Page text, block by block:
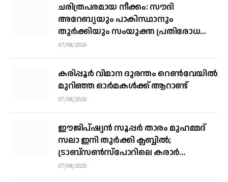
ചരിത്രപരമായ നീക്കം: സൗദി
അറേബ്യയും പാകിസ്ഥാനും
തുർക്കിയും സംയുക്ത പ്രതിരോധ
കരാറിൽ ഒപ്പുവെക്കുന്നു,
07/08/2026
കരിപ്പൂര്‍ വിമാന ദുരന്തം റെണ്‍വേയില്‍
മുറിഞ്ഞ ഓര്‍മകള്‍ക്ക് ആറാണ്ട്
07/08/2026
ഈജിപ്ഷ്യന്‍ സൂപ്പര്‍ താരം മുഹമ്മദ്
സലാ ഇനി തുര്‍ക്കി ക്ലബ്ബില്‍;
ട്രാബ്‌സണ്‍സ്‌പോറിലെ കരാര്‍
അവസാനഘട്ടത്തില്‍
07/08/2026